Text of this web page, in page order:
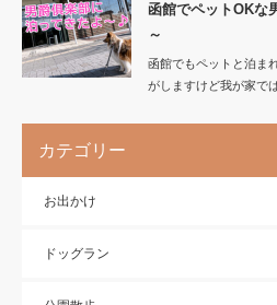
函館でペットOKな
～
函館でもペットと泊ま
がしますけど我が家で
カテゴリー
お出かけ
ドッグラン